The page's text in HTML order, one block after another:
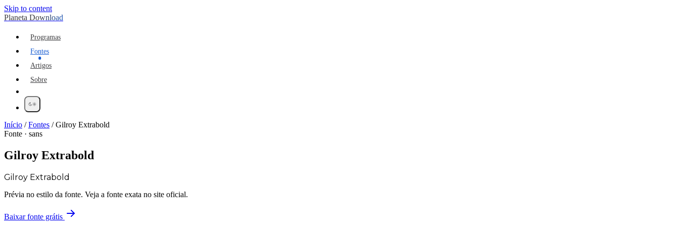
Skip to content
Planeta Download
Programas
Fontes
Artigos
Sobre
Início /Fontes /Gilroy Extrabold
Fonte · sans
Gilroy Extrabold
Gilroy Extrabold
Prévia no estilo da fonte. Veja a fonte exata no site oficial.
Baixar fonte grátis